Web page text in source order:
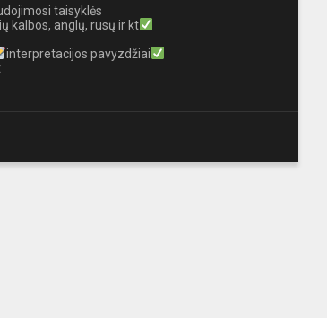
taisyklės
kalbos, anglų, rusų ir kt
interpretacijos pavyzdžiai